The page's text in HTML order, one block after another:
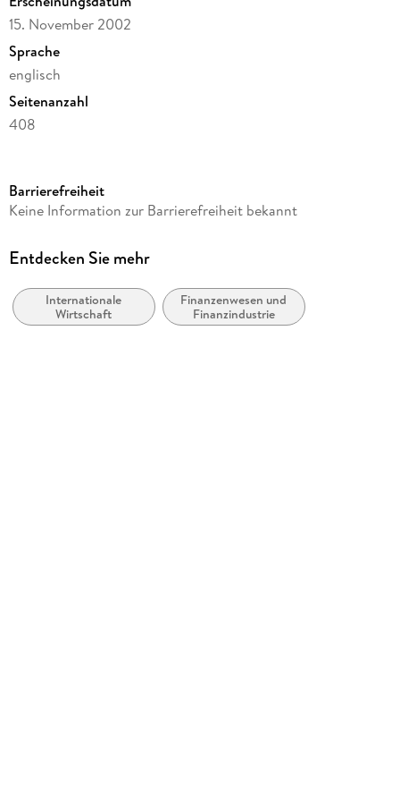
15. November 2002
Sprache
englisch
Seitenanzahl
408
Herausgegeben von
Verlag/Hersteller
Produktart
kartoniert
Barrierefreiheit
Keine Information zur Barrierefreiheit bekannt
Entdecken Sie mehr
Internationale
Wirtschaft
Finanzenwesen und
Finanzindustrie